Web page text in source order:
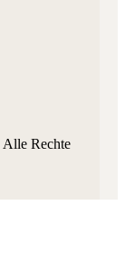
Alle Rechte